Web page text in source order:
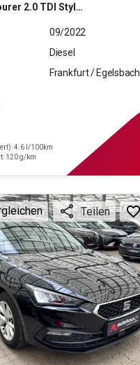
TDI Style (EURO 6d)
09/2022
Diesel
Frankfurt / Egelsbach
4.6 l/100km
120 g/km
Teilen